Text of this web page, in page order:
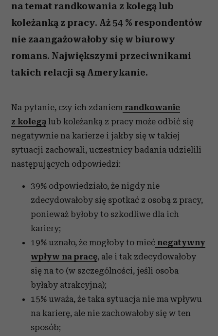
na temat randkowania z kolegą lub
koleżanką z pracy. Aż 54 % respondentów
nie zaangażowałoby się w biurowy
romans. Największymi przeciwnikami
takich relacji są Amerykanie.
Na pytanie, czy ich zdaniem randkowanie
z kolegą lub koleżanką z pracy może odbić się
negatywnie na karierze i jakby się w takiej
sytuacji zachowali, uczestnicy badania udzielili
następujących odpowiedzi:
39% odpowiedziało, że nigdy nie
zdecydowałoby się spotkać z osobą z pracy,
ponieważ byłoby to szkodliwe dla ich
kariery;
19% uznało, że mogłoby to mieć negatywny
wpływ na pracę, ale i tak zdecydowałoby
się na to (w szczególności, jeśli osoba
byłaby atrakcyjna);
15% uważa, że taka sytuacja nie ma wpływu
na karierę, ale nie zachowałoby się w ten
sposób;